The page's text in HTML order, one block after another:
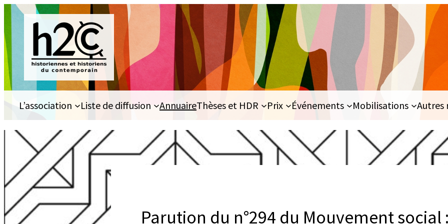
Aller
au
contenu
L’association Liste de diffusion AnnuaireThèses et HDR Prix Événements Mobilisations Autres
Parution du n°294 du Mouvement social